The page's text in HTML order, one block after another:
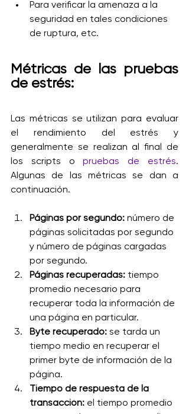
Para verificar la amenaza a la
seguridad en tales condiciones
de ruptura, etc.
Métricas de las pruebas
de estrés:
Las métricas se utilizan para evaluar
el rendimiento del estrés y
generalmente se realizan al final de
los scripts o pruebas de estrés.
Algunas de las métricas se dan a
continuación.
Páginas por segundo: número de
páginas solicitadas por segundo
y número de páginas cargadas
por segundo.
Páginas recuperadas: tiempo
promedio necesario para
recuperar toda la información de
una página en particular.
Byte recuperado: se tarda un
tiempo medio en recuperar el
primer byte de información de la
página.
Tiempo de respuesta de la
transacción: el tiempo promedio